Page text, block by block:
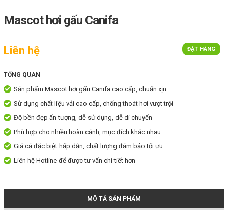
Mascot hơi gấu Canifa
ĐẶT HÀNG
Liên hệ
TỔNG QUAN
Sản phẩm Mascot hơi gấu Canifa cao cấp, chuẩn xịn
Sử dụng chất liệu vải cao cấp, chống thoát hơi vượt trội
Độ bền đẹp ấn tượng, dễ sử dụng, dễ di chuyển
Phù hợp cho nhiều hoàn cảnh, mục đích khác nhau
Giá cả đặc biệt hấp dẫn, chất lượng đảm bảo tối ưu
Liên hệ Hotline để được tư vấn chi tiết hơn
MÔ TẢ SẢN PHẨM